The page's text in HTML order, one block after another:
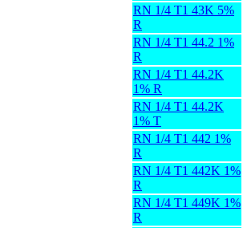
RN 1/4 T1 43K 5%
R
RN 1/4 T1 44.2 1%
R
RN 1/4 T1 44.2K
1% R
RN 1/4 T1 44.2K
1% T
RN 1/4 T1 442 1%
R
RN 1/4 T1 442K 1%
R
RN 1/4 T1 449K 1%
R